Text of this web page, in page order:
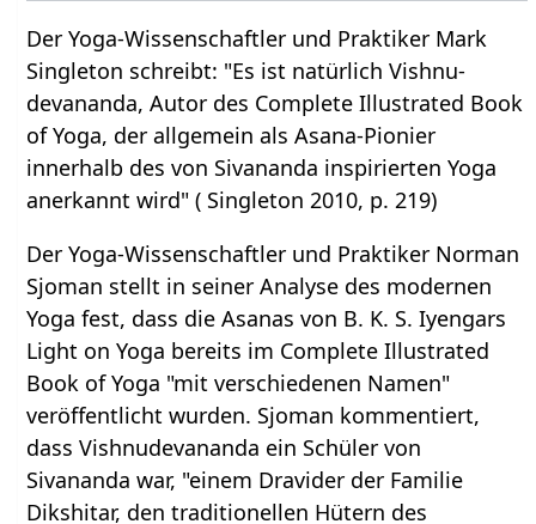
Der Yoga-Wissenschaftler und Praktiker Mark
Singleton schreibt: "Es ist natürlich Vishnu-
devananda, Autor des Complete Illustrated Book
of Yoga, der allgemein als Asana-Pionier
innerhalb des von Sivananda inspirierten Yoga
anerkannt wird" ( Singleton 2010, p. 219)
Der Yoga-Wissenschaftler und Praktiker Norman
Sjoman stellt in seiner Analyse des modernen
Yoga fest, dass die Asanas von B. K. S. Iyengars
Light on Yoga bereits im Complete Illustrated
Book of Yoga "mit verschiedenen Namen"
veröffentlicht wurden. Sjoman kommentiert,
dass Vishnudevananda ein Schüler von
Sivananda war, "einem Dravider der Familie
Dikshitar, den traditionellen Hütern des